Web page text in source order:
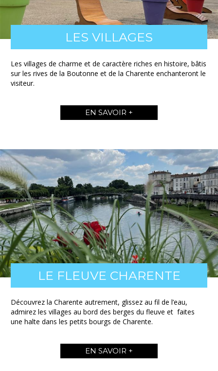
LES VILLAGES
Les villages de charme et de caractère riches en histoire, bâtis
sur les rives de la Boutonne et de la Charente enchanteront le
visiteur.
EN SAVOIR +
LE FLEUVE CHARENTE
Découvrez la Charente autrement, glissez au fil de l’eau,
admirez les villages au bord des berges du fleuve et faites
une halte dans les petits bourgs de Charente.
EN SAVOIR +